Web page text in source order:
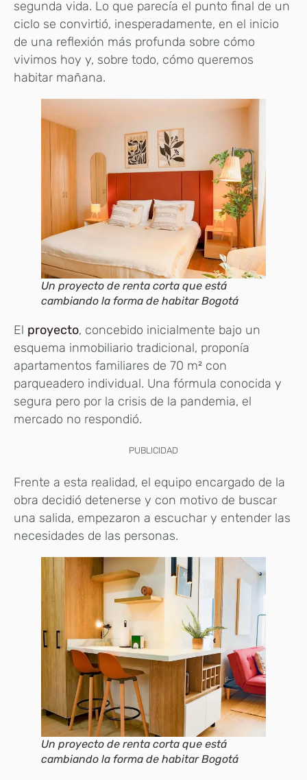
segunda vida. Lo que parecía el punto final de un
ciclo se convirtió, inesperadamente, en el inicio
de una reflexión más profunda sobre cómo
vivimos hoy y, sobre todo, cómo queremos
habitar mañana.
Un proyecto de renta corta que está
cambiando la forma de habitar Bogotá
El proyecto, concebido inicialmente bajo un
esquema inmobiliario tradicional, proponía
apartamentos familiares de 70 m² con
parqueadero individual. Una fórmula conocida y
segura pero por la crisis de la pandemia, el
mercado no respondió.
PUBLICIDAD
Frente a esta realidad, el equipo encargado de la
obra decidió detenerse y con motivo de buscar
una salida, empezaron a escuchar y entender las
necesidades de las personas.
Un proyecto de renta corta que está
cambiando la forma de habitar Bogotá